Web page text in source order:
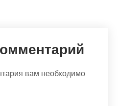
вам необходимо